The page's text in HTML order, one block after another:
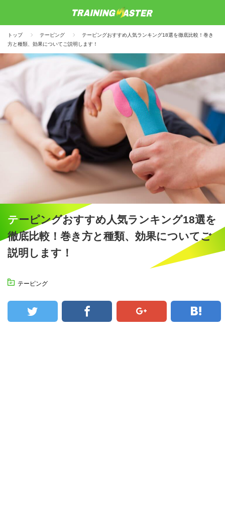
トップ テーピング
テーピングおすすめ人気ランキング18選を徹底比較！巻き
方と種類、効果についてご説明します！
テーピングおすすめ人気ランキング18選を
徹底比較！巻き方と種類、効果についてご
説明します！
テーピング